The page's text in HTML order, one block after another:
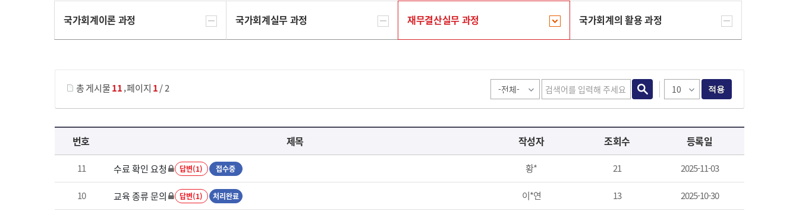
국가회계이론 과정 국가회계실무 과정 재무결산실무 과정 국가회계의 활용 과정
총 게시물11,페이지 1/ 2 적용
재무결산실무 과정 목록 으로 번호, 제목, 작성자, 조회수, 등록 일로 나열 되고 있습니다.
번호 제목 작성자 조회수 등록일
11 수료 확인 요청 답변(1) 접수중 황* 21 2025-11-03
10 교육 종류 문의 답변(1) 처리완료 이*연 13 2025-10-30